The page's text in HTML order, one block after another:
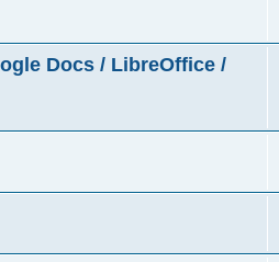
Docs / LibreOffice /